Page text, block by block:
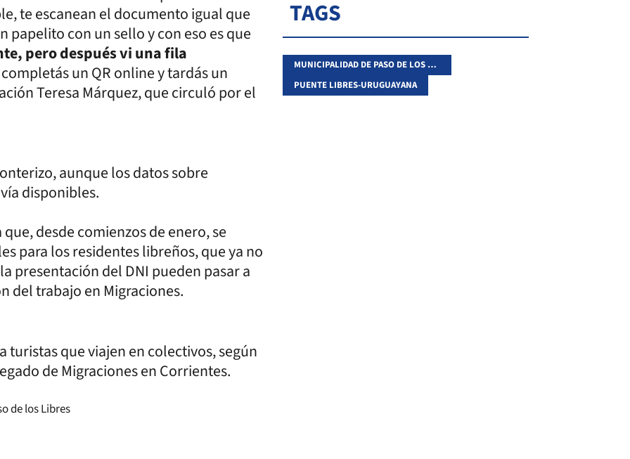
te escanean el documento igual que
con un sello y con eso es que
pero después vi una fila
un QR online y tardás un
Teresa Márquez, que circuló por el
aunque los datos sobre
disponibles.
desde comienzos de enero, se
para los residentes libreños, que ya no
presentación del DNI pueden pasar a
del trabajo en Migraciones.
turistas que viajen en colectivos, según
de Migraciones en Corrientes.
TAGS
MUNICIPALIDAD DE PASO DE LOS LIBRES
PUENTE LIBRES-URUGUAYANA